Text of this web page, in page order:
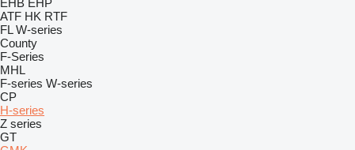
EHB EHP
ATF HK RTF
FL W-series
County
F-Series
MHL
F-series W-series
CP
H-series
Z series
GT